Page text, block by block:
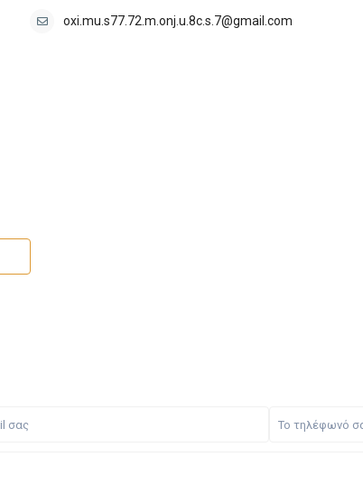
oxi.mu.s77.72.m.onj.u.8c.s.7@gmail.com